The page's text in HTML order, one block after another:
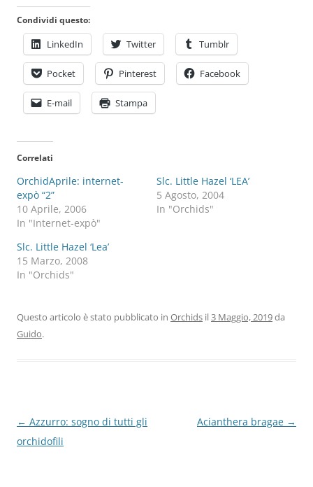
Condividi questo:
LinkedIn Twitter Tumblr
Pocket Pinterest Facebook
E-mail Stampa
Correlati
OrchidAprile: internet-
expò “2”
10 Aprile, 2006
In "Internet-expò"
Slc. Little Hazel ‘LEA’
5 Agosto, 2004
In "Orchids"
Slc. Little Hazel ‘Lea’
15 Marzo, 2008
In "Orchids"
Questo articolo è stato pubblicato in Orchids il3 Maggio, 2019da
Guido.
Navigazione
articolo
← Azzurro: sogno di tutti gli
orchidofili
Acianthera bragae →